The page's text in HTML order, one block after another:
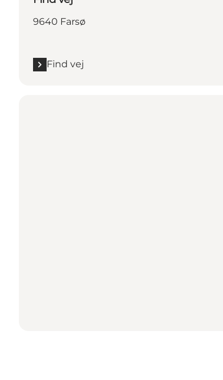
9640 Farsø
Find vej